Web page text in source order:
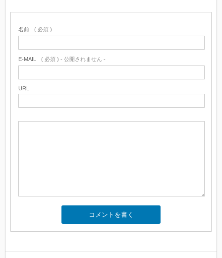
名前 ( 必須 )
E-MAIL ( 必須 ) - 公開されません -
URL